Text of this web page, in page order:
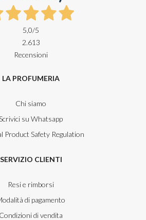
5,0/5
2.613
Recensioni
LA PROFUMERIA
Chi siamo
su Whatsapp
Product Safety Regulation
SERVIZIO CLIENTI
Resi e rimborsi
di pagamento
Condizioni di vendita